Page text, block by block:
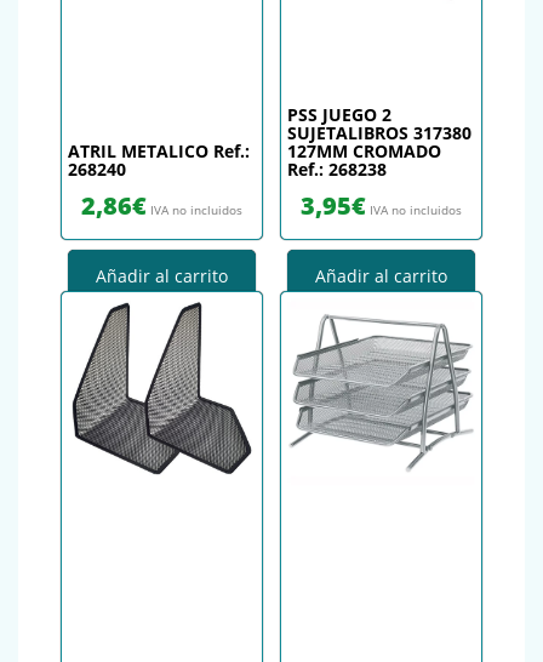
ATRIL METALICO Ref.:
268240
2,86€ IVA no incluidos
Añadir al carrito
PSS JUEGO 2
SUJETALIBROS 317380
127MM CROMADO
Ref.: 268238
3,95€ IVA no incluidos
Añadir al carrito